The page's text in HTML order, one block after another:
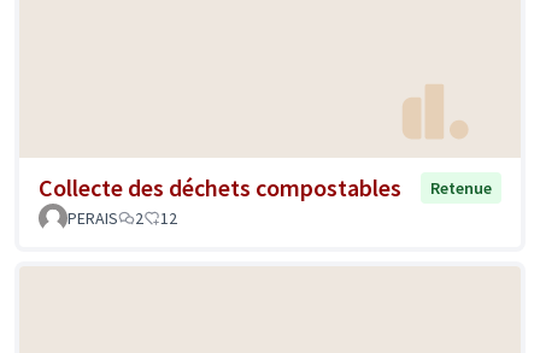
Collecte des déchets compostables
Retenue
PERAIS
2 12